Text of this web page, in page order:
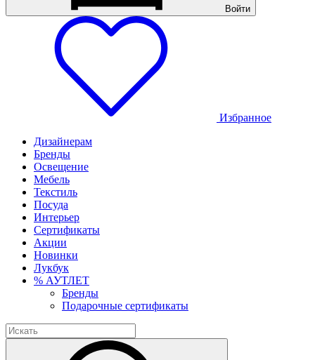
Войти
Избранное
Дизайнерам
Бренды
Освещение
Мебель
Текстиль
Посуда
Интерьер
Сертификаты
Акции
Новинки
Лукбук
% АУТЛЕТ
Бренды
Подарочные сертификаты